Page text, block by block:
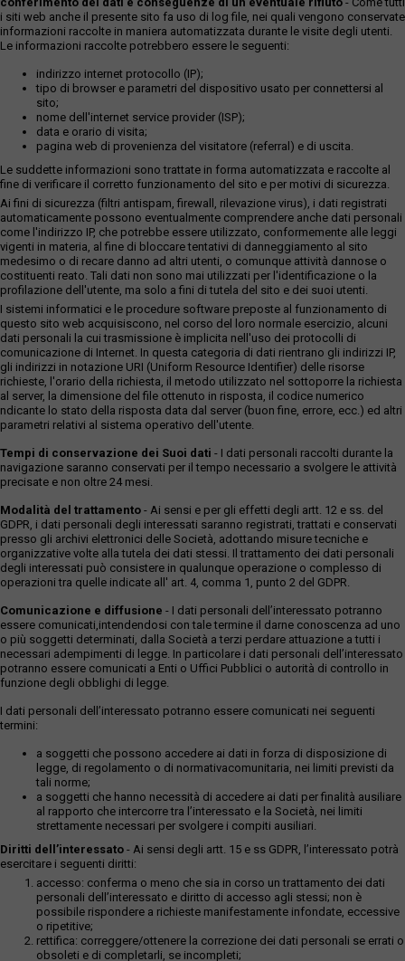
i siti web anche il presente sito fa uso di log file, nei quali vengono conservate
informazioni raccolte in maniera automatizzata durante le visite degli utenti.
Le informazioni raccolte potrebbero essere le seguenti:
indirizzo internet protocollo (IP);
tipo di browser e parametri del dispositivo usato per connettersi al
sito;
nome dell'internet service provider (ISP);
data e orario di visita;
pagina web di provenienza del visitatore (referral) e di uscita.
Le suddette informazioni sono trattate in forma automatizzata e raccolte al
fine di verificare il corretto funzionamento del sito e per motivi di sicurezza.
Ai fini di sicurezza (filtri antispam, firewall, rilevazione virus), i dati registrati
automaticamente possono eventualmente comprendere anche dati personali
come l'indirizzo IP, che potrebbe essere utilizzato, conformemente alle leggi
vigenti in materia, al fine di bloccare tentativi di danneggiamento al sito
medesimo o di recare danno ad altri utenti, o comunque attività dannose o
costituenti reato. Tali dati non sono mai utilizzati per l'identificazione o la
profilazione dell'utente, ma solo a fini di tutela del sito e dei suoi utenti.
I sistemi informatici e le procedure software preposte al funzionamento di
questo sito web acquisiscono, nel corso del loro normale esercizio, alcuni
dati personali la cui trasmissione è implicita nell'uso dei protocolli di
comunicazione di Internet. In questa categoria di dati rientrano gli indirizzi IP,
gli indirizzi in notazione URI (Uniform Resource Identifier) delle risorse
richieste, l'orario della richiesta, il metodo utilizzato nel sottoporre la richiesta
al server, la dimensione del file ottenuto in risposta, il codice numerico
ndicante lo stato della risposta data dal server (buon fine, errore, ecc.) ed altri
parametri relativi al sistema operativo dell'utente.
Tempi di conservazione dei Suoi dati - I dati personali raccolti durante la
navigazione saranno conservati per il tempo necessario a svolgere le attività
precisate e non oltre 24 mesi.
Modalità del trattamento - Ai sensi e per gli effetti degli artt. 12 e ss. del
GDPR, i dati personali degli interessati saranno registrati, trattati e conservati
presso gli archivi elettronici delle Società, adottando misure tecniche e
organizzative volte alla tutela dei dati stessi. Il trattamento dei dati personali
degli interessati può consistere in qualunque operazione o complesso di
operazioni tra quelle indicate all' art. 4, comma 1, punto 2 del GDPR.
Comunicazione e diffusione - I dati personali dell’interessato potranno
essere comunicati,intendendosi con tale termine il darne conoscenza ad uno
o più soggetti determinati, dalla Società a terzi perdare attuazione a tutti i
necessari adempimenti di legge. In particolare i dati personali dell’interessato
potranno essere comunicati a Enti o Uffici Pubblici o autorità di controllo in
funzione degli obblighi di legge.
I dati personali dell’interessato potranno essere comunicati nei seguenti
termini:
a soggetti che possono accedere ai dati in forza di disposizione di
legge, di regolamento o di normativacomunitaria, nei limiti previsti da
tali norme;
a soggetti che hanno necessità di accedere ai dati per finalità ausiliare
al rapporto che intercorre tra l’interessato e la Società, nei limiti
strettamente necessari per svolgere i compiti ausiliari.
Diritti dell’interessato - Ai sensi degli artt. 15 e ss GDPR, l’interessato potrà
esercitare i seguenti diritti:
accesso: conferma o meno che sia in corso un trattamento dei dati
personali dell’interessato e diritto di accesso agli stessi; non è
possibile rispondere a richieste manifestamente infondate, eccessive
o ripetitive;
rettifica: correggere/ottenere la correzione dei dati personali se errati o
obsoleti e di completarli, se incompleti;